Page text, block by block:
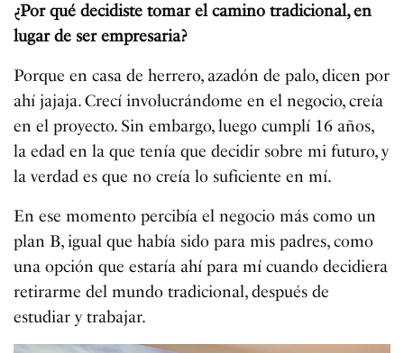
¿Por qué decidiste tomar el camino tradicional, en
lugar de ser empresaria?
Porque en casa de herrero, azadón de palo, dicen por
ahí jajaja. Crecí involucrándome en el negocio, creía
en el proyecto. Sin embargo, luego cumplí 16 años,
la edad en la que tenía que decidir sobre mi futuro, y
la verdad es que no creía lo suficiente en mí.
En ese momento percibía el negocio más como un
plan B, igual que había sido para mis padres, como
una opción que estaría ahí para mí cuando decidiera
retirarme del mundo tradicional, después de
estudiar y trabajar.